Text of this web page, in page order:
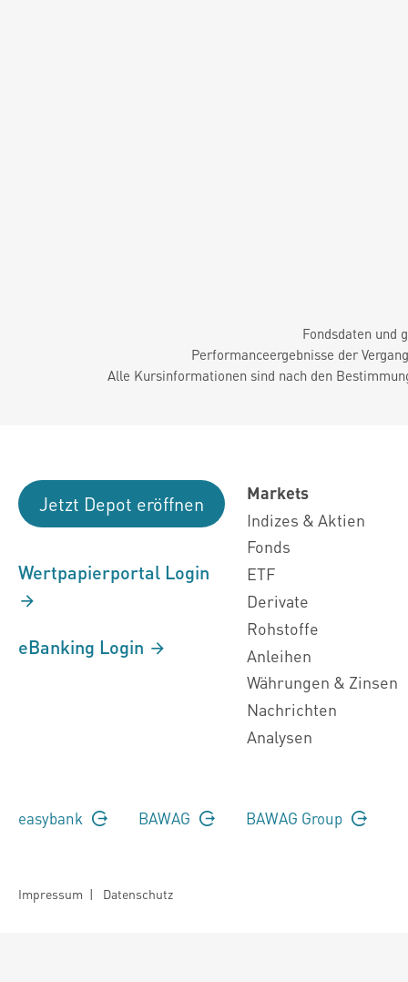
Fondsdaten und
Performanceergebnisse der
Alle Kursinformationen sind nach den
Jetzt Depot eröffnen
Wertpapierportal Login
eBanking Login
Markets
Indizes & Aktien
Fonds
ETF
Derivate
Rohstoffe
Anleihen
Währungen & Zinsen
Nachrichten
Analysen
easybank BAWAG BAWAG Group
Impressum | Datenschutz